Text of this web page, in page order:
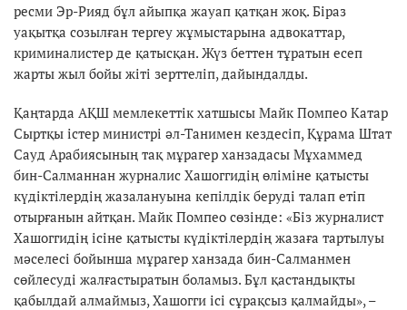
ресми Эр-Рияд бұл айыпқа жауап қатқан жоқ. Біраз
уақытқа созылған тергеу жұмыстарына адвокаттар,
криминалистер де қатысқан. Жүз беттен тұратын есеп
жарты жыл бойы жіті зерттеліп, дайындалды.
Қаңтарда АҚШ мемлекеттік хатшысы Майк Помпео Катар
Сыртқы істер министрі әл-Танимен кездесіп, Құрама Штат
Сауд Арабиясының тақ мұрагер ханзадасы Мұхаммед
бин-Салманнан журналис Хашоггидің өліміне қатысты
күдіктілердің жазалануына кепілдік беруді талап етіп
отырғанын айтқан. Майк Помпео сөзінде: «Біз журналист
Хашоггидің ісіне қатысты күдіктілердің жазаға тартылуы
мәселесі бойынша мұрагер ханзада бин-Салманмен
сөйлесуді жалғастыратын боламыз. Бұл қастандықты
қабылдай алмаймыз, Хашогги ісі сұрақсыз қалмайды», –